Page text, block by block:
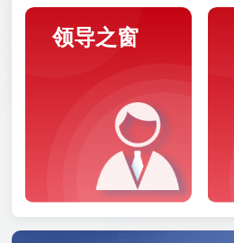
领导之窗